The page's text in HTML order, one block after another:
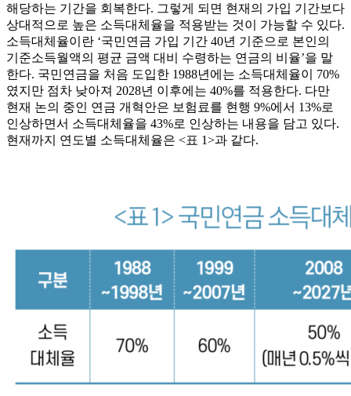
해당하는 기간을 회복한다. 그렇게 되면 현재의 가입 기간보다
상대적으로 높은 소득대체율을 적용받는 것이 가능할 수 있다.
소득대체율이란 ‘국민연금 가입 기간 40년 기준으로 본인의
기준소득월액의 평균 금액 대비 수령하는 연금의 비율’을 말
한다. 국민연금을 처음 도입한 1988년에는 소득대체율이 70%
였지만 점차 낮아져 2028년 이후에는 40%를 적용한다. 다만
현재 논의 중인 연금 개혁안은 보험료를 현행 9%에서 13%로
인상하면서 소득대체율을 43%로 인상하는 내용을 담고 있다.
현재까지 연도별 소득대체율은 <표 1>과 같다.